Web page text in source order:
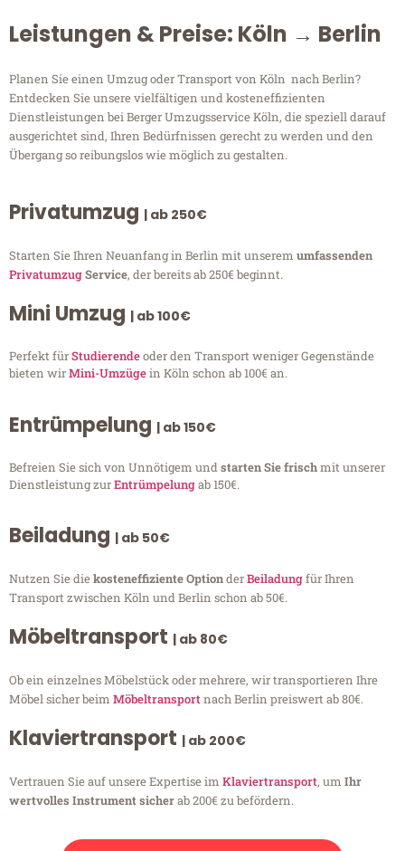
Leistungen & Preise: Köln → Berlin
Planen Sie einen Umzug oder Transport von Köln nach Berlin?
Entdecken Sie unsere vielfältigen und kosteneffizienten
Dienstleistungen bei Berger Umzugsservice Köln, die speziell darauf
ausgerichtet sind, Ihren Bedürfnissen gerecht zu werden und den
Übergang so reibungslos wie möglich zu gestalten.
Privatumzug | ab 250€
Starten Sie Ihren Neuanfang in Berlin mit unserem umfassenden
PrivatumzugService, der bereits ab 250€ beginnt.
Mini Umzug | ab 100€
Perfekt fürStudierendeoder den Transport weniger Gegenstände
bieten wirMini-Umzügein Köln schon ab 100€ an.
Entrümpelung | ab 150€
Befreien Sie sich von Unnötigem undstarten Sie frischmit unserer
Dienstleistung zurEntrümpelungab 150€.
Beiladung | ab 50€
Nutzen Sie diekosteneffiziente OptionderBeiladungfür Ihren
Transport zwischen Köln und Berlin schon ab 50€.
Möbeltransport | ab 80€
Ob ein einzelnes Möbelstück oder mehrere, wir transportieren Ihre
Möbel sicher beim Möbeltransportnach Berlin preiswert ab 80€.
Klaviertransport | ab 200€
Vertrauen Sie auf unsere Expertise im Klaviertransport, um Ihr
wertvolles Instrument sicherab 200€ zu befördern.